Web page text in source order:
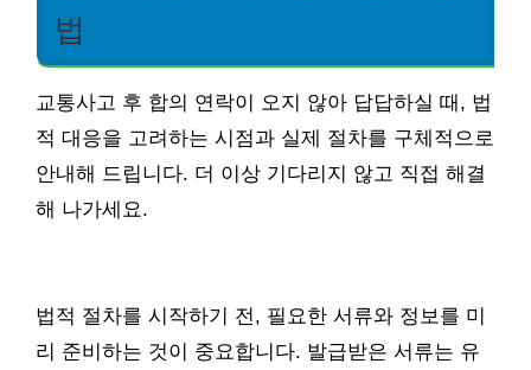
법
교통사고 후 합의 연락이 오지 않아 답답하실 때, 법
적 대응을 고려하는 시점과 실제 절차를 구체적으로
안내해 드립니다. 더 이상 기다리지 않고 직접 해결
해 나가세요.
법적 절차를 시작하기 전, 필요한 서류와 정보를 미
리 준비하는 것이 중요합니다. 발급받은 서류는 유